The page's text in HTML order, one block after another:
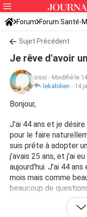
Forum Forum Santé-
Sujet Précédent
Je rêve d'avoir
sissi - Modifié le
lekabilien - 14
Bonjour,
J'ai 44 ans et je
pour le faire
suis prête à adopter
j'avais 25 ans, et j'ai
aujourd'hui. J'ai 44
mois mais comme
beaucoup de
ce désir de donner la
au docteur, je lui ai